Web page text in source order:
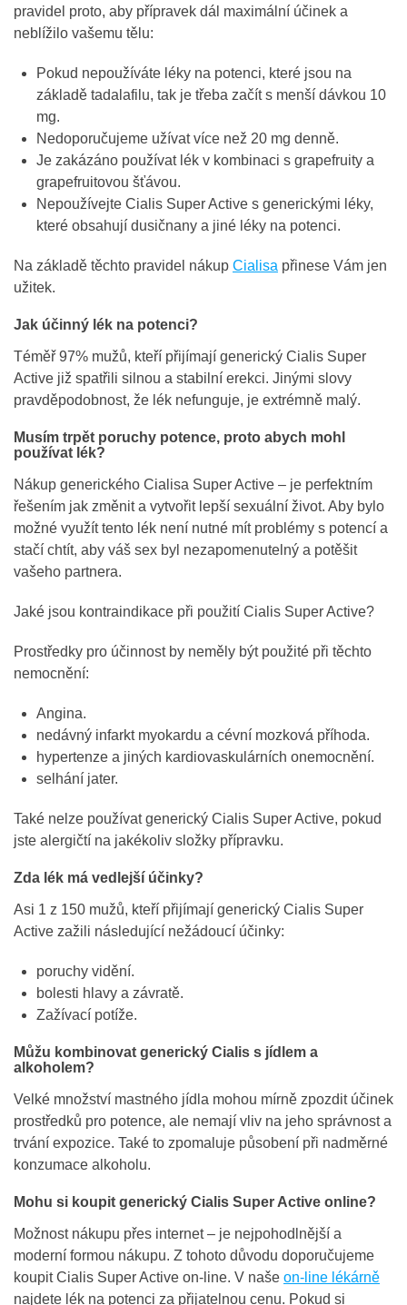
pravidel proto, aby přípravek dál maximální účinek a
neblížilo vašemu tělu:
Pokud nepoužíváte léky na potenci, které jsou na
základě tadalafilu, tak je třeba začít s menší dávkou 10
mg.
Nedoporučujeme užívat více než 20 mg denně.
Je zakázáno používat lék v kombinaci s grapefruity a
grapefruitovou šťávou.
Nepoužívejte Cialis Super Active s generickými léky,
které obsahují dusičnany a jiné léky na potenci.
Na základě těchto pravidel nákup Cialisa přinese Vám jen
užitek.
Jak účinný lék na potenci?
Téměř 97% mužů, kteří přijímají generický Cialis Super
Active již spatřili silnou a stabilní erekci. Jinými slovy
pravděpodobnost, že lék nefunguje, je extrémně malý.
Musím trpět poruchy potence, proto abych mohl
používat lék?
Nákup generického Cialisa Super Active – je perfektním
řešením jak změnit a vytvořit lepší sexuální život. Aby bylo
možné využít tento lék není nutné mít problémy s potencí a
stačí chtít, aby váš sex byl nezapomenutelný a potěšit
vašeho partnera.
Jaké jsou kontraindikace při použití Cialis Super Active?
Prostředky pro účinnost by neměly být použité při těchto
nemocnění:
Angina.
nedávný infarkt myokardu a cévní mozková příhoda.
hypertenze a jiných kardiovaskulárních onemocnění.
selhání jater.
Také nelze používat generický Cialis Super Active, pokud
jste alergičtí na jakékoliv složky přípravku.
Zda lék má vedlejší účinky?
Asi 1 z 150 mužů, kteří přijímají generický Cialis Super
Active zažili následující nežádoucí účinky:
poruchy vidění.
bolesti hlavy a závratě.
Zažívací potíže.
Můžu kombinovat generický Cialis s jídlem a
alkoholem?
Velké množství mastného jídla mohou mírně zpozdit účinek
prostředků pro potence, ale nemají vliv na jeho správnost a
trvání expozice. Také to zpomaluje působení při nadměrné
konzumace alkoholu.
Mohu si koupit generický Cialis Super Active online?
Možnost nákupu přes internet – je nejpohodlnější a
moderní formou nákupu. Z tohoto důvodu doporučujeme
koupit Cialis Super Active on-line. V naše on-line lékárně
najdete lék na potenci za přijatelnou cenu. Pokud si